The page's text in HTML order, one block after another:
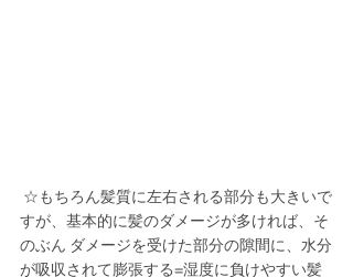
すが、基本的に髪のダメージが多ければ、そ
のぶん ダメージを受けた部分の隙間に、水分
が吸収されて膨張する=湿度に負けやすい髪